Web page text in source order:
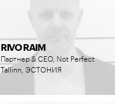
RIVO RAIM
Партнер & CEO, Not Perfect
Tallinn, ЭСТОНИЯ